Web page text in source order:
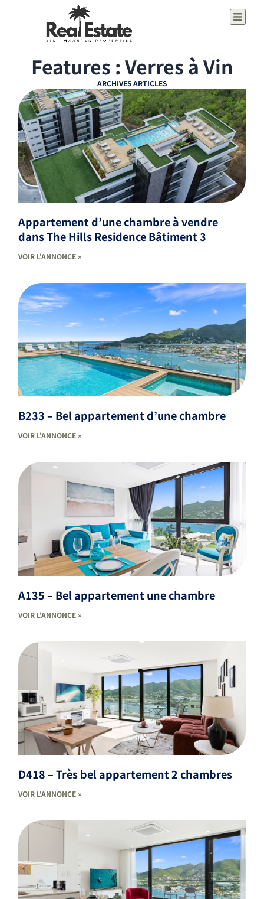
Features : Verres à Vin
ARCHIVES ARTICLES
Appartement d’une chambre à vendre
dans The Hills Residence Bâtiment 3
VOIR L'ANNONCE »
B233 – Bel appartement d’une chambre
VOIR L'ANNONCE »
A135 – Bel appartement une chambre
VOIR L'ANNONCE »
D418 – Très bel appartement 2 chambres
VOIR L'ANNONCE »